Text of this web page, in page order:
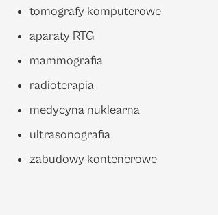
tomografy komputerowe
aparaty RTG
mammografia
radioterapia
medycyna nuklearna
ultrasonografia
zabudowy kontenerowe